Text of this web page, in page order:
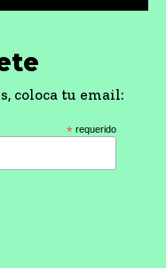
coloca tu email:
* requerido